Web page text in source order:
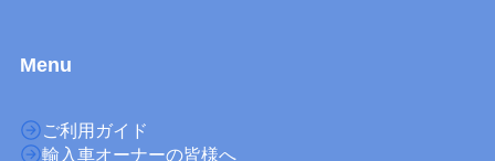
Menu
ご利用ガイド
輸入車オーナーの皆様へ